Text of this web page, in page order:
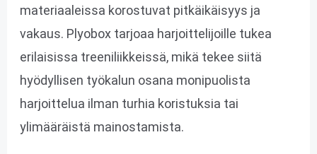
materiaaleissa korostuvat pitkäikäisyys ja
vakaus. Plyobox tarjoaa harjoittelijoille tukea
erilaisissa treeniliikkeissä, mikä tekee siitä
hyödyllisen työkalun osana monipuolista
harjoittelua ilman turhia koristuksia tai
ylimääräistä mainostamista.